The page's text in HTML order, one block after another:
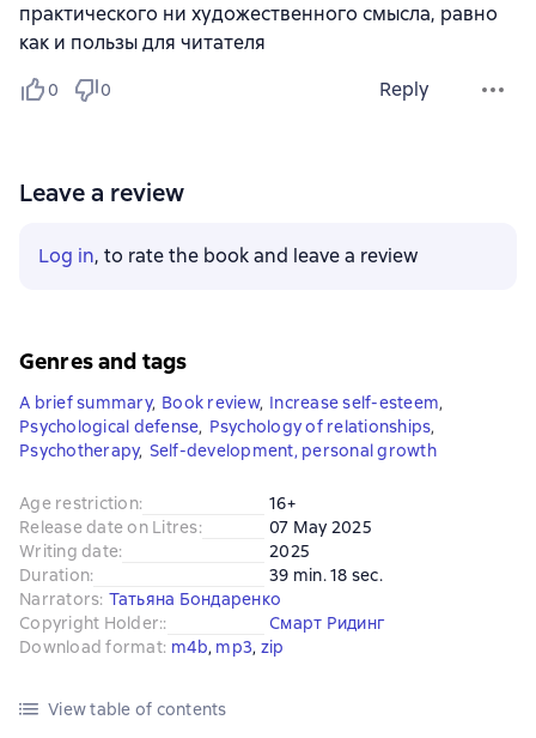
практического ни художественного смысла, равно
как и пользы для читателя
0 0 Reply
Leave a review
Log in, to rate the book and leave a review
Genres and tags
A brief summary, Book review, Increase self-esteem,
Psychological defense, Psychology of relationships,
Psychotherapy, Self-development, personal growth
Age restriction:
16+
Release date on Litres:
07 May 2025
Writing date:
2025
Duration:
39 min. 18 sec.
Narrators: Татьяна Бондаренко
Copyright Holder::
Смарт Ридинг
Download format: m4b, mp3, zip
View table of contents